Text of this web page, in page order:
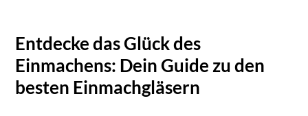
Entdecke das Glück des
Einmachens: Dein Guide zu den
besten Einmachgläsern